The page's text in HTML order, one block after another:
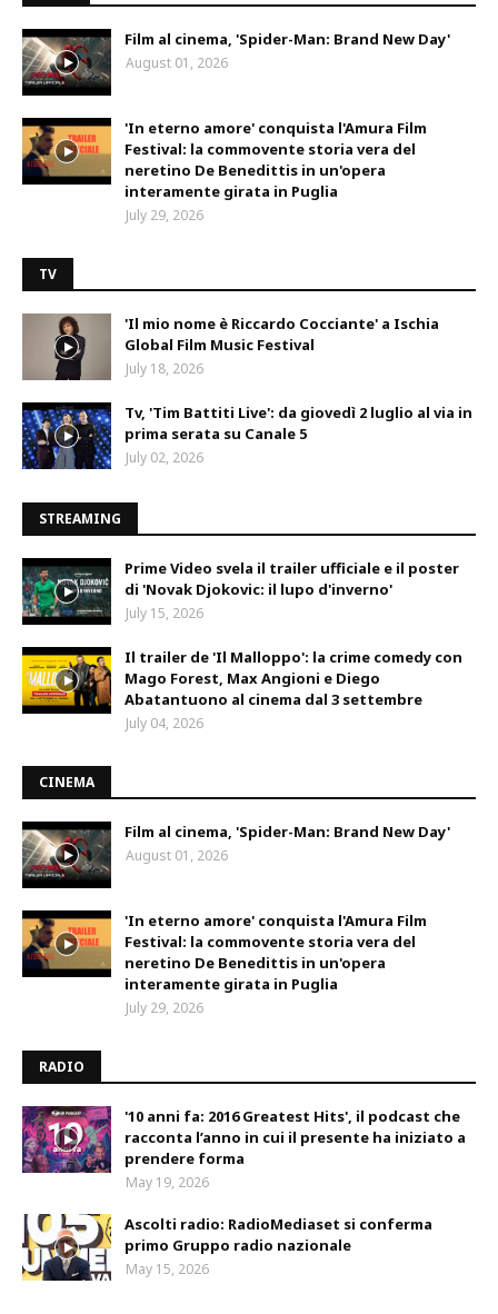
Film al cinema, 'Spider-Man: Brand New Day'
August 01, 2026
'In eterno amore' conquista l'Amura Film
Festival: la commovente storia vera del
neretino De Benedittis in un'opera
interamente girata in Puglia
July 29, 2026
TV
'Il mio nome è Riccardo Cocciante' a Ischia
Global Film Music Festival
July 18, 2026
Tv, 'Tim Battiti Live': da giovedì 2 luglio al via in
prima serata su Canale 5
July 02, 2026
STREAMING
Prime Video svela il trailer ufficiale e il poster
di 'Novak Djokovic: il lupo d'inverno'
July 15, 2026
Il trailer de 'Il Malloppo': la crime comedy con
Mago Forest, Max Angioni e Diego
Abatantuono al cinema dal 3 settembre
July 04, 2026
CINEMA
Film al cinema, 'Spider-Man: Brand New Day'
August 01, 2026
'In eterno amore' conquista l'Amura Film
Festival: la commovente storia vera del
neretino De Benedittis in un'opera
interamente girata in Puglia
July 29, 2026
RADIO
'10 anni fa: 2016 Greatest Hits', il podcast che
racconta l’anno in cui il presente ha iniziato a
prendere forma
May 19, 2026
Ascolti radio: RadioMediaset si conferma
primo Gruppo radio nazionale
May 15, 2026